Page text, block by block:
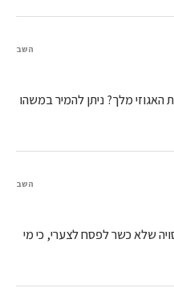
מלך? ניתן להמיר במשהו
השב
שלא כשר לפסח לצערי, כי מי
השב